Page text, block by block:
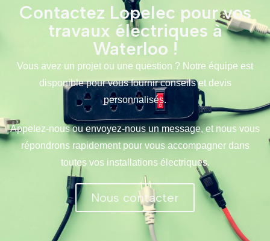
Contactez Lopelec pour vos
travaux électriques à
Waterloo !
Vous avez un projet ou une question ? Notre équipe est
disponible pour vous fournir conseils et devis
personnalisés.
Appelez-nous ou envoyez-nous un message, et nous vous
répondrons rapidement pour vous accompagner dans
toutes vos installations électriques.
Nous contacter